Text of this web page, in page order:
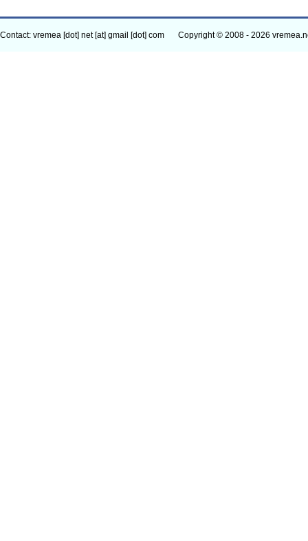
Contact: vremea [dot] net [at] gmail [dot] com Copyright © 2008 - 2026